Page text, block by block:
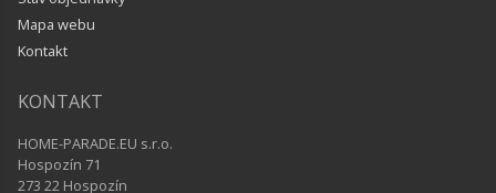
Mapa webu
Kontakt
KONTAKT
HOME-PARADE.EU s.r.o.
Hospozín 71
273 22 Hospozín